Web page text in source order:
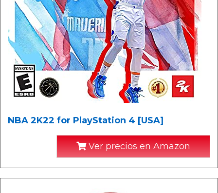
NBA 2K22 for PlayStation 4 [USA]
Ver precios en Amazon